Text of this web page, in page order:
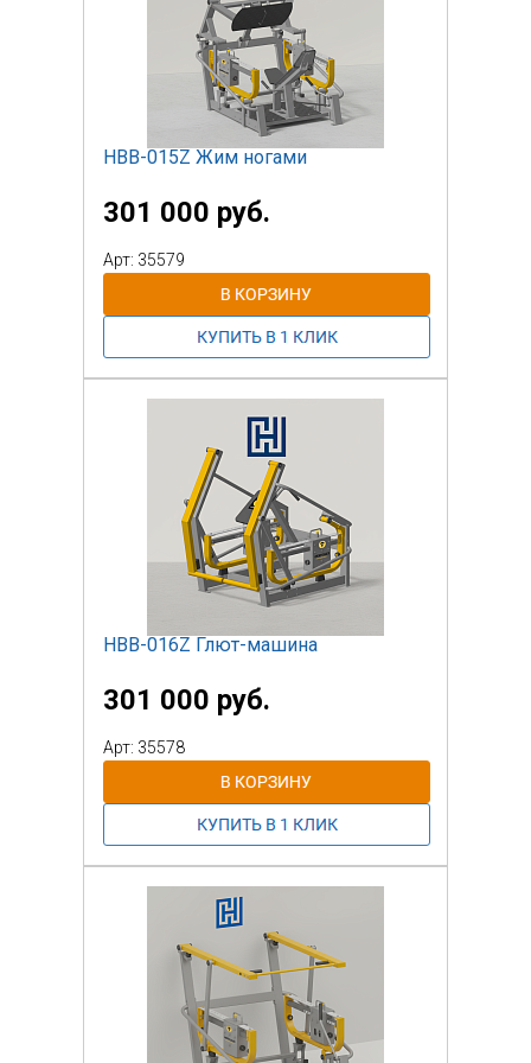
НВВ-015Z Жим ногами
301 000 руб.
Арт: 35579
НВВ-016Z Глют-машина
301 000 руб.
Арт: 35578